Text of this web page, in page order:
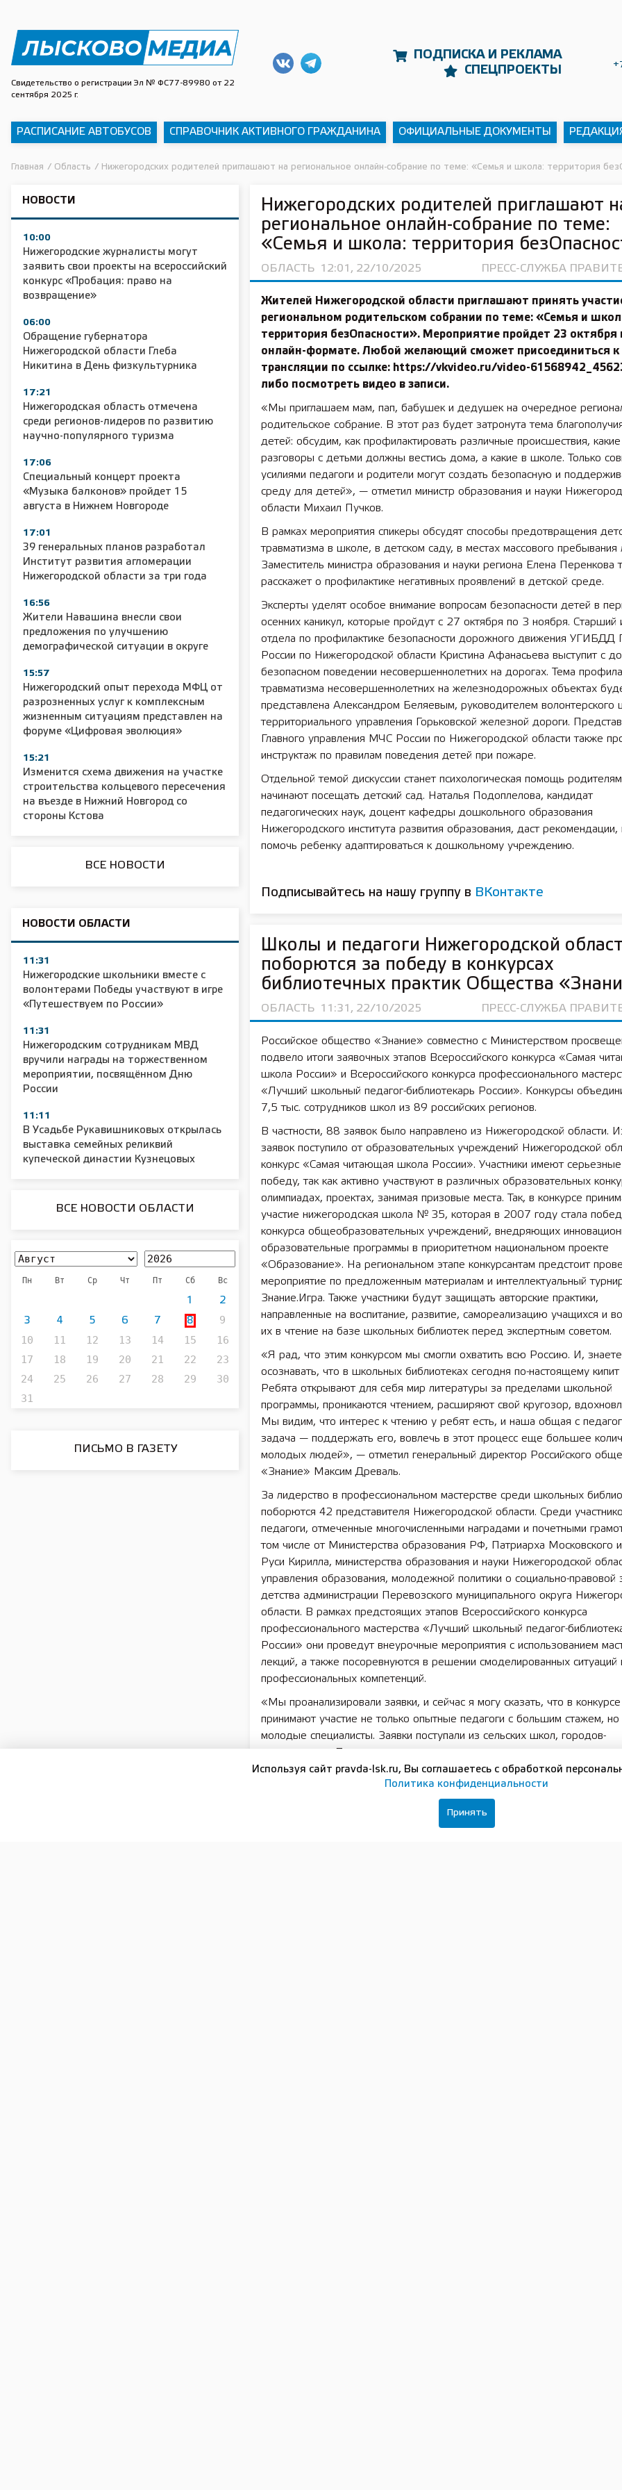
Свидетельство о регистрации Эл № ФС77-89980 от 22
сентября 2025 г.
ПОДПИСКА И РЕКЛАМА
СПЕЦПРОЕКТЫ
РАСПИСАНИЕ АВТОБУСОВ СПРАВОЧНИК АКТИВНОГО ГРАЖДАНИНА ОФИЦИАЛЬНЫЕ ДОКУМЕНТЫ
Главная / Область / Нижегородских родителей приглашают на региональное онлайн-собрание по теме: «Семья и школа: территория
НОВОСТИ
10:00
Нижегородские журналисты могут
заявить свои проекты на всероссийский
конкурс «Пробация: право на
возвращение»
06:00
Обращение губернатора
Нижегородской области Глеба
Никитина в День физкультурника
17:21
Нижегородская область отмечена
среди регионов-лидеров по развитию
научно-популярного туризма
17:06
Специальный концерт проекта
«Музыка балконов» пройдет 15
августа в Нижнем Новгороде
17:01
39 генеральных планов разработал
Институт развития агломерации
Нижегородской области за три года
16:56
Жители Навашина внесли свои
предложения по улучшению
демографической ситуации в округе
15:57
Нижегородский опыт перехода МФЦ от
разрозненных услуг к комплексным
жизненным ситуациям представлен на
форуме «Цифровая эволюция»
15:21
Изменится схема движения на участке
строительства кольцевого пересечения
на въезде в Нижний Новгород со
стороны Кстова
ВСЕ НОВОСТИ
НОВОСТИ ОБЛАСТИ
11:31
Нижегородские школьники вместе с
волонтерами Победы участвуют в игре
«Путешествуем по России»
11:31
Нижегородским сотрудникам МВД
вручили награды на торжественном
мероприятии, посвящённом Дню
России
11:11
В Усадьбе Рукавишниковых открылась
выставка семейных реликвий
купеческой династии Кузнецовых
ВСЕ НОВОСТИ ОБЛАСТИ
Пн Вт Ср Чт Пт Сб Вс
1 2
3 4 5 6 7 8
9
10
11 12 13 14 15
16
17
18 19 20 21 22
23
24
25 26 27 28 29
30
31
ПИСЬМО В ГАЗЕТУ
Нижегородских родителей приглашают
региональное онлайн-собрание по теме:
«Семья и школа: территория
ОБЛАСТЬ 12:01, 22/10/2025 ПРЕСС-СЛУЖБА
Жителей Нижегородской области приглашают принять
региональном родительском собрании по теме: «Семья и
территория безОпасности». Мероприятие пройдет 23 октября
онлайн-формате. Любой желающий сможет присоединиться к
трансляции по ссылке: https://vkvideo.ru/video-
либо посмотреть видео в записи.
«Мы приглашаем мам, пап, бабушек и дедушек на очередное
родительское собрание. В этот раз будет затронута тема
детей: обсудим, как профилактировать различные происшествия, какие
разговоры с детьми должны вестись дома, а какие в школе. Только
усилиями педагоги и родители могут создать безопасную и
среду для детей», — отметил министр образования и науки
области Михаил Пучков.
В рамках мероприятия спикеры обсудят способы предотвращения
травматизма в школе, в детском саду, в местах массового
Заместитель министра образования и науки региона Елена Перенкова
расскажет о профилактике негативных проявлений в детской среде.
Эксперты уделят особое внимание вопросам безопасности детей в
осенних каникул, которые пройдут с 27 октября по 3 ноября. Старший
отдела по профилактике безопасности дорожного движения
России по Нижегородской области Кристина Афанасьева выступит с
безопасном поведении несовершеннолетних на дорогах. Тема
травматизма несовершеннолетних на железнодорожных объектах
представлена Александром Беляевым, руководителем волонтерского
территориального управления Горьковской железной дороги.
Главного управления МЧС России по Нижегородской области также
инструктаж по правилам поведения детей при пожаре.
Отдельной темой дискуссии станет психологическая помощь
начинают посещать детский сад. Наталья Подоплелова, кандидат
педагогических наук, доцент кафедры дошкольного образования
Нижегородского института развития образования, даст рекомендации,
помочь ребенку адаптироваться к дошкольному учреждению.
Подписывайтесь на нашу группу в ВКонтакте
Школы и педагоги Нижегородской
поборются за победу в конкурсах
библиотечных практик Общества
ОБЛАСТЬ 11:31, 22/10/2025 ПРЕСС-СЛУЖБА
Российское общество «Знание» совместно с Министерством
подвело итоги заявочных этапов Всероссийского конкурса «Самая
школа России» и Всероссийского конкурса профессионального
«Лучший школьный педагог-библиотекарь России». Конкурсы
7,5 тыс. сотрудников школ из 89 российских регионов.
В частности, 88 заявок было направлено из Нижегородской области.
заявок поступило от образовательных учреждений Нижегородской
конкурс «Самая читающая школа России». Участники имеют
победу, так как активно участвуют в различных образовательных
олимпиадах, проектах, занимая призовые места. Так, в конкурсе
участие нижегородская школа № 35, которая в 2007 году стала
конкурса общеобразовательных учреждений, внедряющих
образовательные программы в приоритетном национальном проекте
«Образование». На региональном этапе конкурсантам предстоит
мероприятие по предложенным материалам и интеллектуальный
Знание.Игра. Также участники будут защищать авторские практики,
направленные на воспитание, развитие, самореализацию учащихся и
их в чтение на базе школьных библиотек перед экспертным советом.
«Я рад, что этим конкурсом мы смогли охватить всю Россию. И,
осознавать, что в школьных библиотеках сегодня по-настоящему кипит
Ребята открывают для себя мир литературы за пределами школьной
программы, проникаются чтением, расширяют свой кругозор,
Мы видим, что интерес к чтению у ребят есть, и наша общая с
задача — поддержать его, вовлечь в этот процесс еще большее
молодых людей», — отметил генеральный директор Российского
«Знание» Максим Древаль.
За лидерство в профессиональном мастерстве среди школьных
поборются 42 представителя Нижегородской области. Среди
педагоги, отмеченные многочисленными наградами и почетными
том числе от Министерства образования РФ, Патриарха Московского
Руси Кирилла, министерства образования и науки Нижегородской
управления образования, молодежной политики о социально-правовой
детства администрации Перевозского муниципального округа
области. В рамках предстоящих этапов Всероссийского конкурса
профессионального мастерства «Лучший школьный педагог-
России» они проведут внеурочные мероприятия с использованием
лекций, а также посоревнуются в решении смоделированных ситуаций
профессиональных компетенций.
«Мы проанализировали заявки, и сейчас я могу сказать, что в конкурсе
принимают участие не только опытные педагоги с большим стажем, но
молодые специалисты. Заявки поступали из сельских школ, городов-
присоединились к ней и используют этот проект как возможность
поделиться своими успешными просветительскими практиками с
В конце ноября Общество «Знание» опубликует список финалистов:
2025 11 01 55 лет СОШ №2
2025 11 01 Земли
сельскохозяйственного
Используя сайт pravda-lsk.ru, Вы соглашаетесь с обработкой
Политика конфиденциальности
Принять